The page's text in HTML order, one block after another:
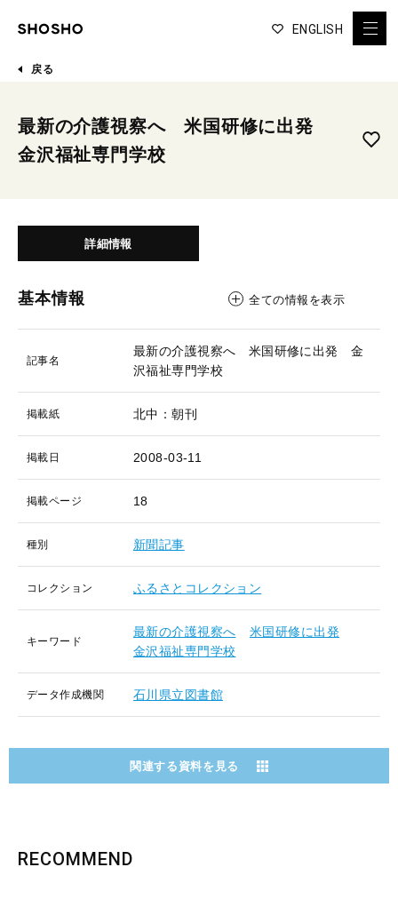
ENGLISH
戻る
最新の介護視察へ 米国研修に出発
金沢福祉専門学校
詳細情報
基本情報 全ての情報を表示
記事名
最新の介護視察へ 米国研修に出発 金
沢福祉専門学校
掲載紙 北中：朝刊
掲載日 2008-03-11
掲載ページ 18
種別 新聞記事
コレクション ふるさとコレクション
キーワード
最新の介護視察へ
米国研修に出発
金沢福祉専門学校
データ作成機関 石川県立図書館
関連する資料を見る
RECOMMEND